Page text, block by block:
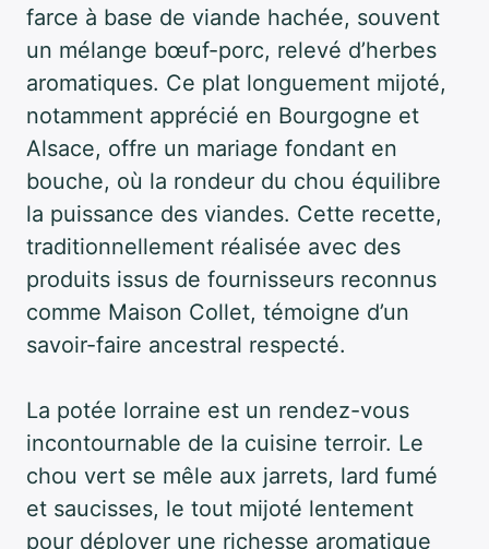
farce à base de viande hachée, souvent
un mélange bœuf-porc, relevé d’herbes
aromatiques. Ce plat longuement mijoté,
notamment apprécié en Bourgogne et
Alsace, offre un mariage fondant en
bouche, où la rondeur du chou équilibre
la puissance des viandes. Cette recette,
traditionnellement réalisée avec des
produits issus de fournisseurs reconnus
comme Maison Collet, témoigne d’un
savoir-faire ancestral respecté.
La potée lorraine est un rendez-vous
incontournable de la cuisine terroir. Le
chou vert se mêle aux jarrets, lard fumé
et saucisses, le tout mijoté lentement
pour déployer une richesse aromatique